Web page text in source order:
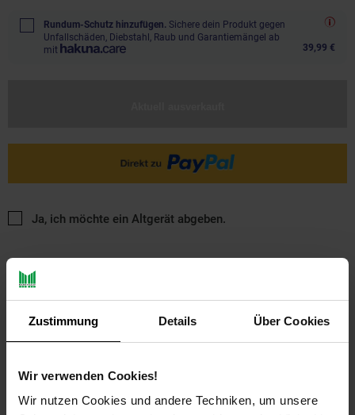
Zustimmung Details Über Cookies
Wir verwenden Cookies!
Wir nutzen Cookies und andere Techniken, um unsere
Rundum-Schutz hinzufügen. Sichere dein Produkt gegen
Unfallschäden, Diebstahl, Raub und Garantiemängel ab
mit
39,99 €
Ja, ich möchte ein Altgerät abgeben.